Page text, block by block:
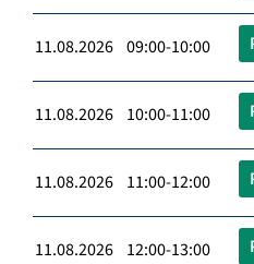
11.08.2026 09:00-10:00
11.08.2026 10:00-11:00
11.08.2026 11:00-12:00
11.08.2026 12:00-13:00